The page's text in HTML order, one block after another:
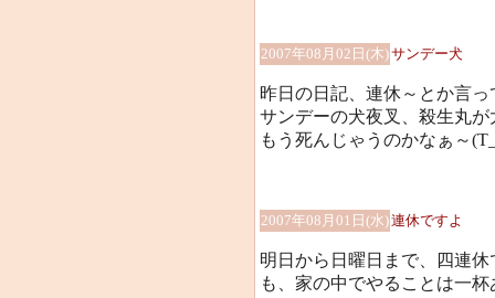
2007年08月02日(木)サンデー犬
昨日の日記、連休～とか言
サンデーの犬夜叉、殺生丸
もう死んじゃうのかなぁ～
2007年08月01日(水)連休ですよ
明日から日曜日まで、四連
も、家の中でやることは一